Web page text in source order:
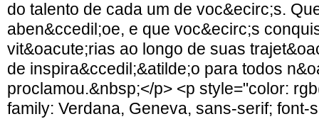
do talento de cada um de voc&ecirc;s.
aben&ccedil;oe, e que voc&ecirc;s
vit&oacute;rias ao longo de suas
de inspira&ccedil;&atilde;o para todos
proclamou.&nbsp;</p> <p style="color:
family: Verdana, Geneva, sans-serif; font-